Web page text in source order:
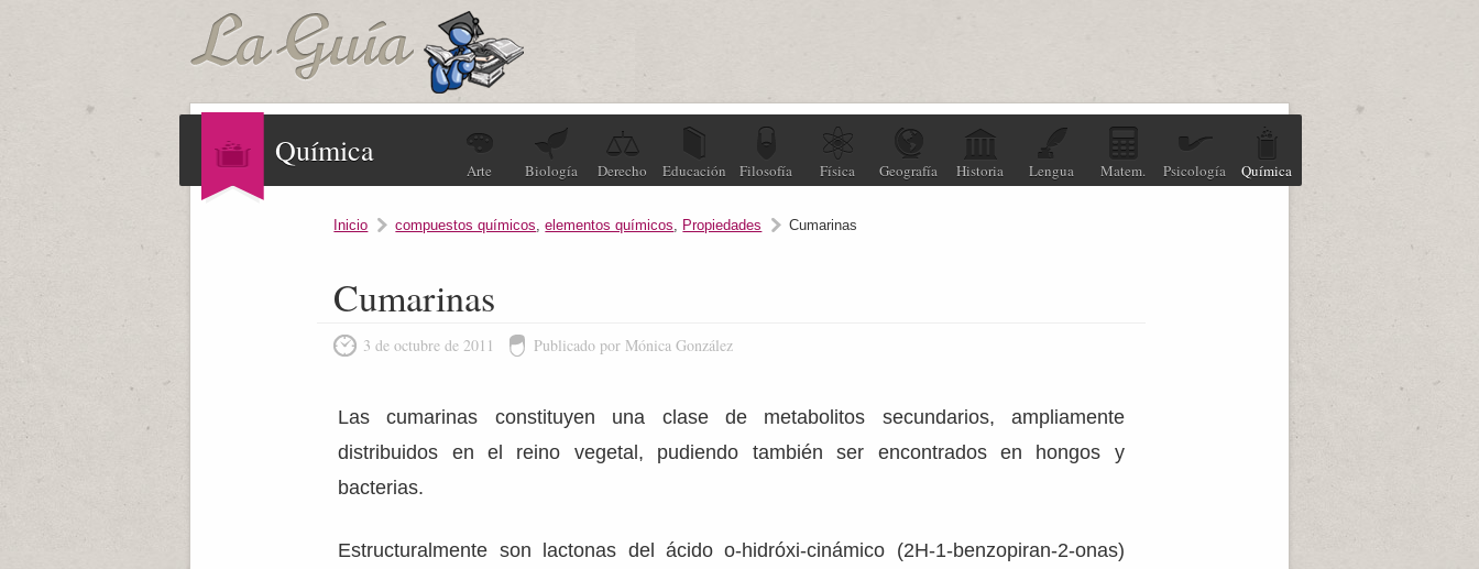
Química
Arte Biología Derecho Educación Filosofía Física Geografía Historia Lengua Matem. Psicología Química
Inicio compuestos químicos,elementos químicos, Propiedades Cumarinas
Cumarinas
3 de octubre de 2011 Publicado por Mónica González
Las cumarinas constituyen una clase de metabolitos secundarios, ampliamente
distribuidos en el reino vegetal, pudiendo también ser encontrados en hongos y
bacterias.
Estructuralmente son lactonas del ácido o-hidróxi-cinámico (2H-1-benzopiran-2-onas)